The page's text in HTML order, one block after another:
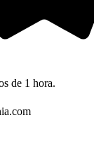
de 1 hora.